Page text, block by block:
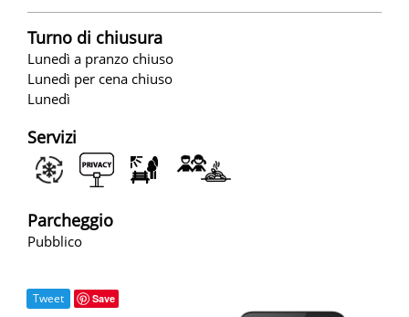
Turno di chiusura
Lunedì a pranzo chiuso
Lunedì per cena chiuso
Lunedì
Servizi
Parcheggio
Pubblico
Tweet Save